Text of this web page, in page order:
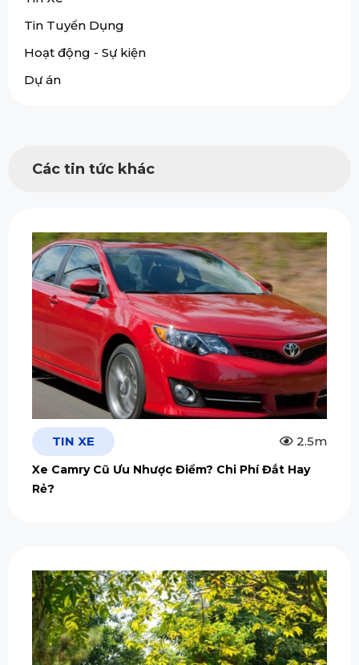
Tin Tuyển Dụng
Hoạt động - Sự kiện
Dự án
Các tin tức khác
TIN XE 2.5m
Xe Camry Cũ Ưu Nhược Điểm? Chi Phí Đắt Hay
Rẻ?